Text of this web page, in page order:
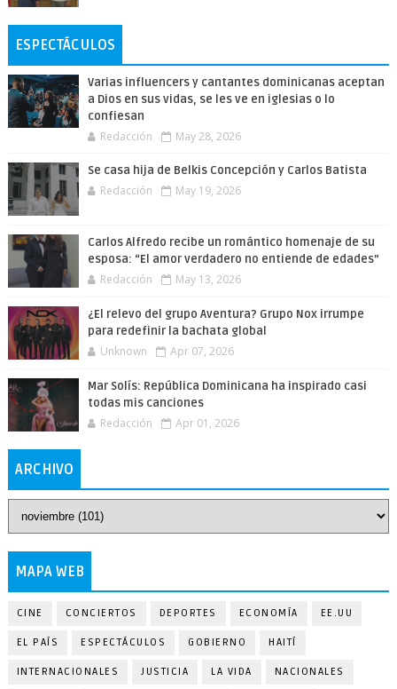
ESPECTÁCULOS
Varias influencers y cantantes dominicanas aceptan
a Dios en sus vidas, se les ve en iglesias o lo
confiesan
Redacción May 28, 2026
Se casa hija de Belkis Concepción y Carlos Batista
Redacción May 19, 2026
Carlos Alfredo recibe un romántico homenaje de su
esposa: “El amor verdadero no entiende de edades”
Redacción May 13, 2026
¿El relevo del grupo Aventura? Grupo Nox irrumpe
para redefinir la bachata global
Unknown Apr 07, 2026
Mar Solís: República Dominicana ha inspirado casi
todas mis canciones
Redacción Apr 01, 2026
ARCHIVO
MAPA WEB
CINE CONCIERTOS DEPORTES ECONOMÍA EE.UU
EL PAÍS ESPECTÁCULOS GOBIERNO HAITÍ
INTERNACIONALES JUSTICIA LA VIDA NACIONALES